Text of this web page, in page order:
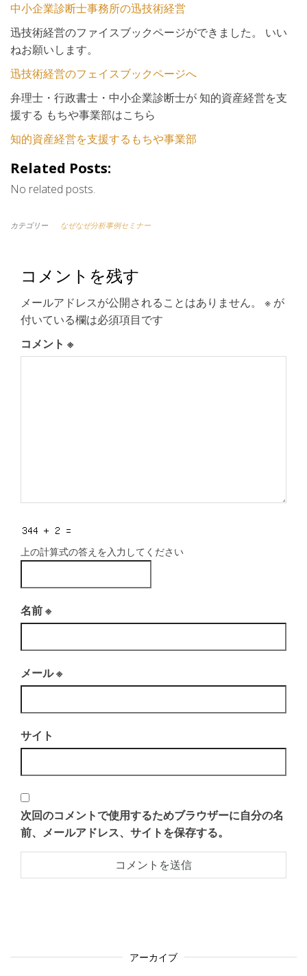
中小企業診断士事務所の迅技術経営
迅技術経営のファイスブックページができました。 いい
ねお願いします。
迅技術経営のフェイスブックページへ
弁理士・行政書士・中小企業診断士が 知的資産経営を支
援する もちや事業部はこちら
知的資産経営を支援するもちや事業部
Related Posts:
No related posts.
カテゴリー なぜなぜ分析事例セミナー
コメントを残す
メールアドレスが公開されることはありません。 ※ が
付いている欄は必須項目です
コメント ※
上の計算式の答えを入力してください
名前※
メール※
サイト
次回のコメントで使用するためブラウザーに自分の名
前、メールアドレス、サイトを保存する。
アーカイブ